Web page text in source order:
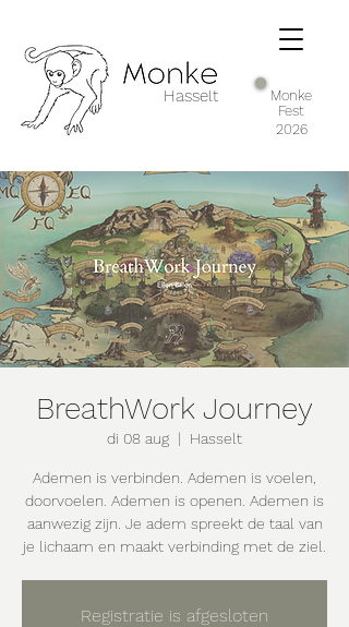
Hasselt
Monke
Fest
2026
BreathWork Journey
di 08 aug
  |
Hasselt
Ademen is verbinden. Ademen is voelen,
doorvoelen. Ademen is openen. Ademen is
aanwezig zijn. Je adem spreekt de taal van
je lichaam en maakt verbinding met de ziel.
Registratie is afgesloten